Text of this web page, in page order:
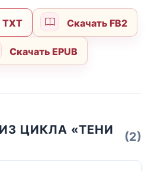
TXT Скачать FB2
Скачать EPUB
ЦИКЛА «ТЕНИ
(2)